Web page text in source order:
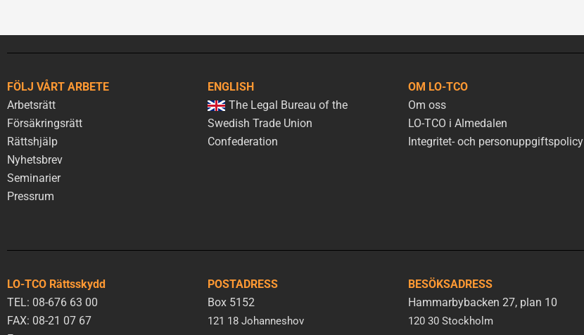
FÖLJ VÅRT ARBETE
Arbetsrätt
Försäkringsrätt
Rättshjälp
Nyhetsbrev
Seminarier
Pressrum
ENGLISH
The Legal Bureau of the
Swedish Trade Union
Confederation
OM LO-TCO
Om oss
LO-TCO i Almedalen
Integritet- och personuppgiftspolicy
LO-TCO Rättsskydd
TEL: 08-676 63 00
FAX: 08-21 07 67
POSTADRESS
Box 5152
121 18 Johanneshov
BESÖKSADRESS
Hammarbybacken 27, plan 10
120 30 Stockholm